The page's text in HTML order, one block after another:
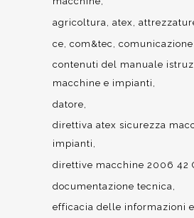
agricoltura atex
ce com&tec
contenuti del manuale
macchine e impianti
datore
direttiva atex sicurezza
impianti
direttive macchine 2006 42
documentazione tecnica
efficacia delle informazioni